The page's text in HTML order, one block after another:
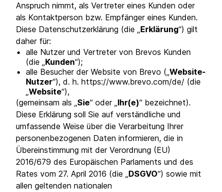
Anspruch nimmt, als Vertreter eines Kunden oder
als Kontaktperson bzw. Empfänger eines Kunden.
Diese Datenschutzerklärung (die „Erklärung“) gilt
daher für:
alle Nutzer und Vertreter von Brevos Kunden
(die „Kunden“);
alle Besucher der Website von Brevo („Website-
Nutzer“), d. h. https://www.brevo.com/de/ (die
„Website“),
(gemeinsam als „Sie“ oder „Ihr(e)“ bezeichnet).
Diese Erklärung soll Sie auf verständliche und
umfassende Weise über die Verarbeitung Ihrer
personenbezogenen Daten informieren, die in
Übereinstimmung mit der Verordnung (EU)
2016/679 des Europäischen Parlaments und des
Rates vom 27. April 2016 (die „DSGVO“) sowie mit
allen geltenden nationalen